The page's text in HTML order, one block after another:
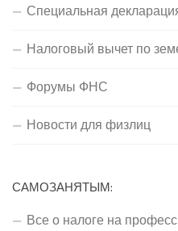
Специальная
Налоговый вычет по
Форумы ФНС
Новости для физлиц
САМОЗАНЯТЫМ:
Все о налоге на